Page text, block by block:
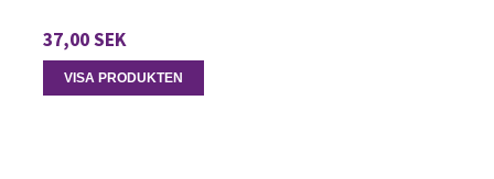
37,00 SEK
VISA PRODUKTEN